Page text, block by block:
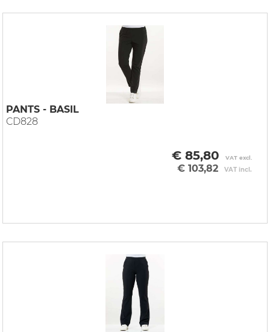
PANTS - BASIL
CD828
€ 85,80 VAT excl.
€ 103,82 VAT incl.